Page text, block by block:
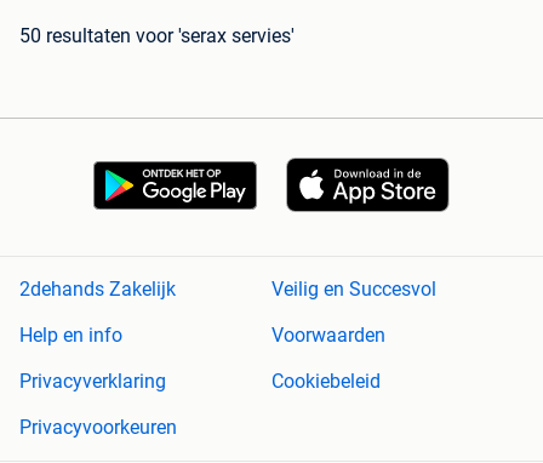
50 resultaten voor 'serax servies'
2dehands Zakelijk
Veilig en Succesvol
Help en info
Voorwaarden
Privacyverklaring
Cookiebeleid
Privacyvoorkeuren